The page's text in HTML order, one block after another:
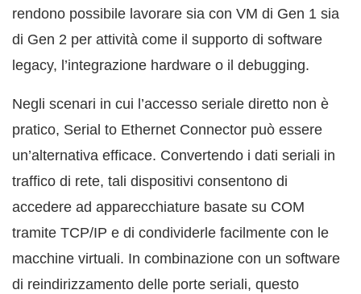
rendono possibile lavorare sia con VM di Gen 1 sia
di Gen 2 per attività come il supporto di software
legacy, l’integrazione hardware o il debugging.
Negli scenari in cui l’accesso seriale diretto non è
pratico, Serial to Ethernet Connector può essere
un’alternativa efficace. Convertendo i dati seriali in
traffico di rete, tali dispositivi consentono di
accedere ad apparecchiature basate su COM
tramite TCP/IP e di condividerle facilmente con le
macchine virtuali. In combinazione con un software
di reindirizzamento delle porte seriali, questo